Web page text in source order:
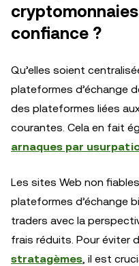
confiance ?
Qu’elles soient
plateformes d’échange
des plateformes liées
courantes. Cela en fait
arnaques par
Les sites Web non
plateformes d’échange
traders avec la
frais réduits. Pour éviter
stratagèmes, il est